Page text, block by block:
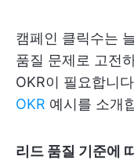
캠페인 클릭수는
품질 문제로 고전
OKR이 필요합니
OKR 예시를 소개
리드 품질 기준에